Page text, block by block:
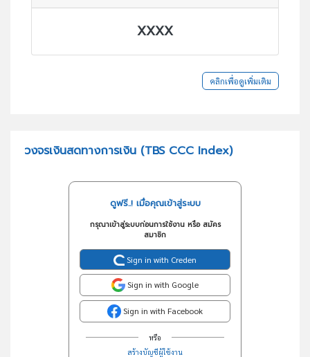
XXXX
คลิกเพื่อดูเพิ่มเติม
วงจรเงินสดทางการเงิน (TBS CCC Index)
ดูฟรี..! เมื่อคุณเข้าสู่ระบบ
กรุณาเข้าสู่ระบบก่อนการใช้งาน หรือ สมัคร
สมาชิก
Sign in with Creden
Sign in with Google
Sign in with Facebook
หรือ
สร้างบัญชีผู้ใช้งาน